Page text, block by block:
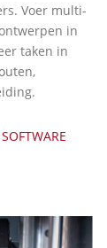
Voer multi-
in
taken in